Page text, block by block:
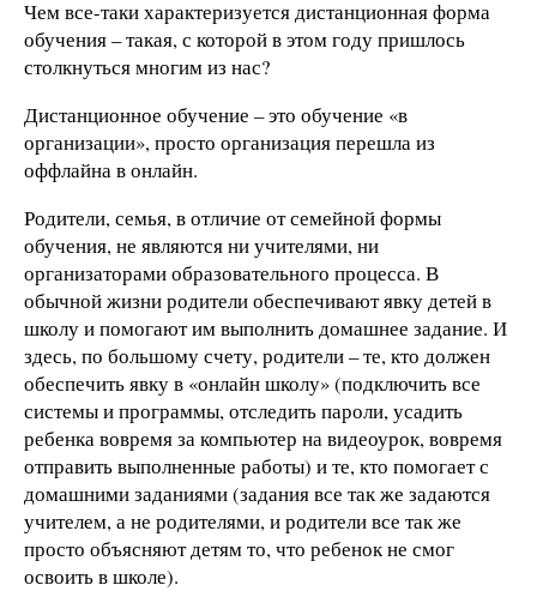
Чем все-таки характеризуется дистанционная форма
обучения – такая, с которой в этом году пришлось
столкнуться многим из нас?
Дистанционное обучение – это обучение «в
организации», просто организация перешла из
оффлайна в онлайн.
Родители, семья, в отличие от семейной формы
обучения, не являются ни учителями, ни
организаторами образовательного процесса. В
обычной жизни родители обеспечивают явку детей в
школу и помогают им выполнить домашнее задание. И
здесь, по большому счету, родители – те, кто должен
обеспечить явку в «онлайн школу» (подключить все
системы и программы, отследить пароли, усадить
ребенка вовремя за компьютер на видеоурок, вовремя
отправить выполненные работы) и те, кто помогает с
домашними заданиями (задания все так же задаются
учителем, а не родителями, и родители все так же
просто объясняют детям то, что ребенок не смог
освоить в школе).